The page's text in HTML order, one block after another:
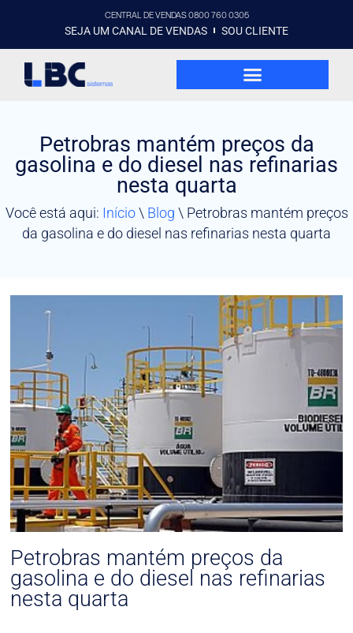
CENTRAL DE VENDAS 0800 760 0305
SEJA UM CANAL DE VENDAS SOU CLIENTE
Petrobras mantém preços da
gasolina e do diesel nas refinarias
nesta quarta
Você está aqui: Início\ Blog \ Petrobras mantém preços
da gasolina e do diesel nas refinarias nesta quarta
Petrobras mantém preços da
gasolina e do diesel nas refinarias
nesta quarta